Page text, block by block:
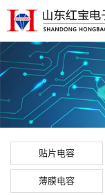
贴片电容
薄膜电容